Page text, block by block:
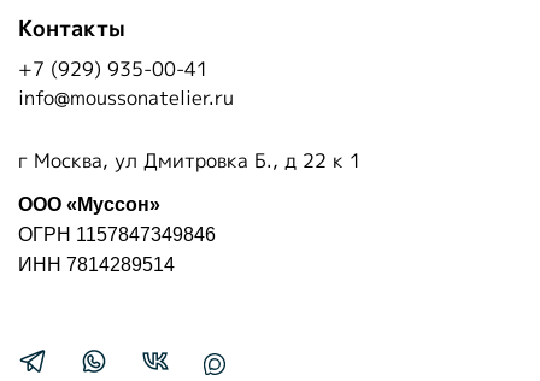
Контакты
+7 (929) 935-00-41
info@moussonatelier.ru
г Москва, ул Дмитровка Б., д 22 к 1
ООО «Муссон»
ОГРН 1157847349846
ИНН 7814289514